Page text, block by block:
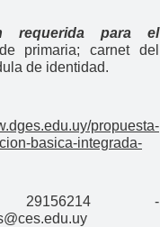
requerida para el
primaria; carnet del
de identidad.
propuesta-
basica-integrada-
-